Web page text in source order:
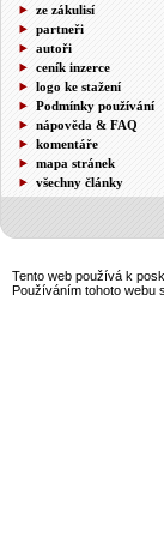
ze zákulisí
partneři
autoři
ceník inzerce
logo ke stažení
Podmínky používání
nápověda & FAQ
komentáře
mapa stránek
všechny články
Tento web používá k
Používáním tohoto webu